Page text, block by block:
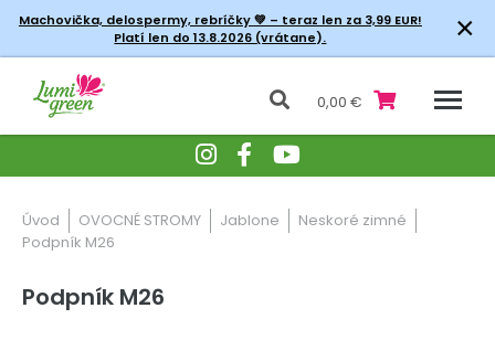
Machovička, delospermy, rebríčky💚 – teraz len za 3,99 EUR!
Platí len do 13.8.2026 (vrátane).
×
0,00 €
Úvod OVOCNÉ STROMY Jablone
Neskoré zimné
Podpník M26
Podpník M26